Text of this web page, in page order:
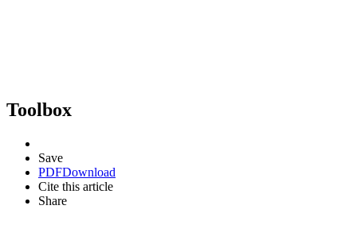
Toolbox
Save
PDFDownload
Cite this article
Share